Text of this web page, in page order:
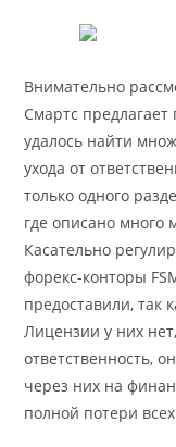
Внимательно
Смартс
удалось найти
ухода от
только одного
где описано много
Касательно
форекс-конторы
предоставили, так
Лицензии у них
ответственность,
через них на
полной потери